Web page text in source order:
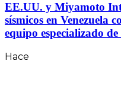
EE.UU. y Miyamoto
sísmicos en Venezuela
equipo especializado
Hace